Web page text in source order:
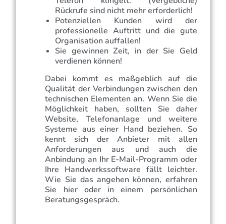
Rückrufe sind nicht mehr erforderlich!
Potenziellen Kunden wird der
professionelle Auftritt und die gute
Organisation auffallen!
Sie gewinnen Zeit, in der Sie Geld
verdienen können!
Dabei kommt es maßgeblich auf die
Qualität der Verbindungen zwischen den
technischen Elementen an. Wenn Sie die
Möglichkeit haben, sollten Sie daher
Website, Telefonanlage und weitere
Systeme aus einer Hand beziehen. So
kennt sich der Anbieter mit allen
Anforderungen aus und auch die
Anbindung an Ihr E-Mail-Programm oder
Ihre Handwerkssoftware fällt leichter.
Wie Sie das angehen können, erfahren
Sie hier oder in einem persönlichen
Beratungsgespräch.